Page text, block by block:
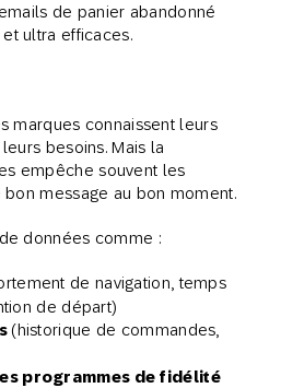
de panier abandonné
ultra efficaces.
marques connaissent leurs
besoins. Mais la
empêche souvent les
message au bon moment.
données comme :
de navigation, temps
de départ)
(historique de commandes,
programmes de fidélité